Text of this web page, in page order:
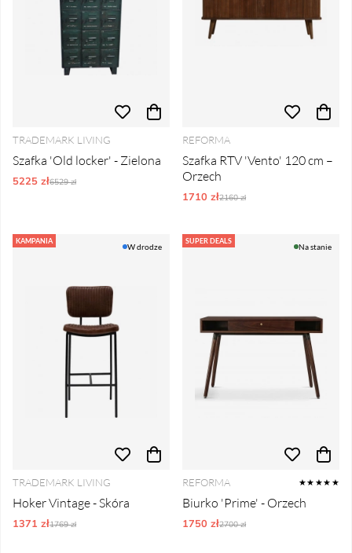
TRADEMARK LIVING
Szafka 'Old locker' - Zielona
5225 złOrdynarne ceny:
6529 zł
REFORMA
Szafka RTV 'Vento' 120 cm –
Orzech
1710 złOrdynarne ceny:
2160 zł
KAMPANIA
W drodze
TRADEMARK LIVING
Hoker Vintage - Skóra
1371 złOrdynarne ceny:
1769 zł
SUPER DEALS
Na stanie
REFORMA ★★★★★
Biurko 'Prime' - Orzech
1750 złOrdynarne ceny:
2700 zł